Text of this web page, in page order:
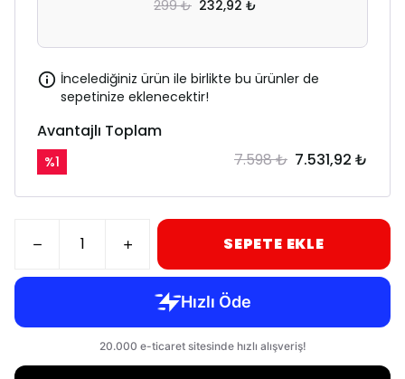
299 ₺ 232,92 ₺
İncelediğiniz ürün ile birlikte bu ürünler de
sepetinize eklenecektir!
Avantajlı Toplam
%1 7.598 ₺ 7.531,92 ₺
SEPETE EKLE